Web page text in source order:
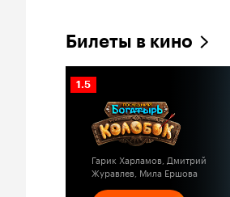
Билеты в кино
Рейтинг
Кинопоиска
1.5
Гарик Харламов, Дмитрий
Журавлев, Мила Ершова